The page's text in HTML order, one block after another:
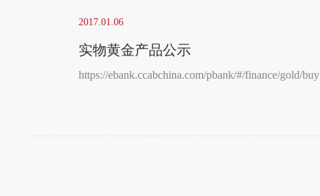
2017.01.06
实物黄金产品公示
https://ebank.ccabchina.com/pbank/#/finance/gold/buy